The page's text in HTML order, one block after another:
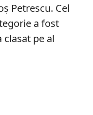
Petrescu. Cel
a fost
clasat pe al